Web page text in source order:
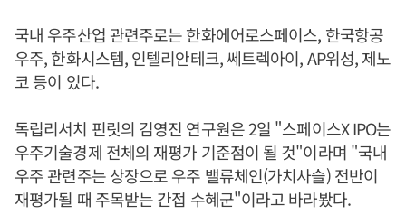
국내 우주산업 관련주로는 한화에어로스페이스, 한국항공
우주, 한화시스템, 인텔리안테크, 쎄트렉아이, AP위성, 제노
코 등이 있다.
독립리서치 핀릿의 김영진 연구원은 2일 "스페이스X IPO는
우주기술경제 전체의 재평가 기준점이 될 것"이라며 "국내
우주 관련주는 상장으로 우주 밸류체인(가치사슬) 전반이
재평가될 때 주목받는 간접 수혜군"이라고 바라봤다.